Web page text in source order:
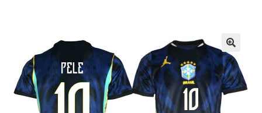
Moj račun
Trgovina